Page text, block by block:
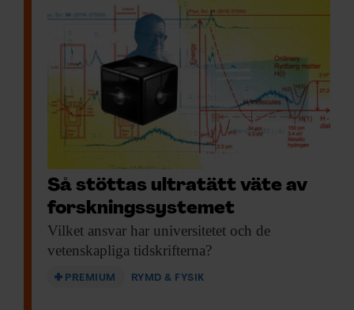
Så stöttas ultratätt väte av
forskningssystemet
Vilket ansvar har universitetet och de
vetenskapliga tidskrifterna?
PREMIUM RYMD & FYSIK